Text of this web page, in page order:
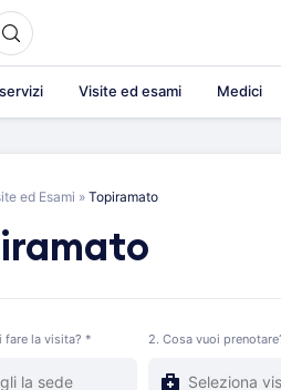
Visite ed esami Medici
ed Esami » Topiramato
fare la visita? * 2. Cosa vuoi